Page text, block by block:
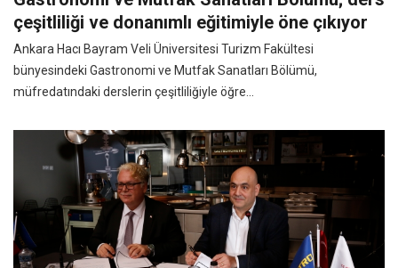
çeşitliliği ve donanımlı eğitimiyle öne çıkıyor
Ankara Hacı Bayram Veli Üniversitesi Turizm Fakültesi
bünyesindeki Gastronomi ve Mutfak Sanatları Bölümü,
müfredatındaki derslerin çeşitliliğiyle öğre...